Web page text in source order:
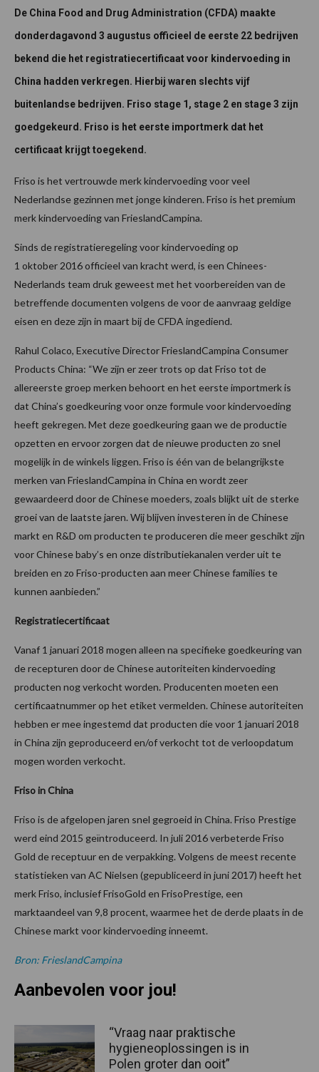
De China Food and Drug Administration (CFDA) maakte
donderdagavond 3 augustus officieel de eerste 22 bedrijven
bekend die het registratiecertificaat voor kindervoeding in
China hadden verkregen. Hierbij waren slechts vijf
buitenlandse bedrijven. Friso stage 1, stage 2 en stage 3 zijn
goedgekeurd. Friso is het eerste importmerk dat het
certificaat krijgt toegekend.
Friso is het vertrouwde merk kindervoeding voor veel
Nederlandse gezinnen met jonge kinderen. Friso is het premium
merk kindervoeding van FrieslandCampina.
Sinds de registratieregeling voor kindervoeding op
1 oktober 2016 officieel van kracht werd, is een Chinees-
Nederlands team druk geweest met het voorbereiden van de
betreffende documenten volgens de voor de aanvraag geldige
eisen en deze zijn in maart bij de CFDA ingediend.
Rahul Colaco, Executive Director FrieslandCampina Consumer
Products China: “We zijn er zeer trots op dat Friso tot de
allereerste groep merken behoort en het eerste importmerk is
dat China’s goedkeuring voor onze formule voor kindervoeding
heeft gekregen. Met deze goedkeuring gaan we de productie
opzetten en ervoor zorgen dat de nieuwe producten zo snel
mogelijk in de winkels liggen. Friso is één van de belangrijkste
merken van FrieslandCampina in China en wordt zeer
gewaardeerd door de Chinese moeders, zoals blijkt uit de sterke
groei van de laatste jaren. Wij blijven investeren in de Chinese
markt en R&D om producten te produceren die meer geschikt zijn
voor Chinese baby’s en onze distributiekanalen verder uit te
breiden en zo Friso-producten aan meer Chinese families te
kunnen aanbieden.”
Registratiecertificaat
Vanaf 1 januari 2018 mogen alleen na specifieke goedkeuring van
de recepturen door de Chinese autoriteiten kindervoeding
producten nog verkocht worden. Producenten moeten een
certificaatnummer op het etiket vermelden. Chinese autoriteiten
hebben er mee ingestemd dat producten die voor 1 januari 2018
in China zijn geproduceerd en/of verkocht tot de verloopdatum
mogen worden verkocht.
Friso in China
Friso is de afgelopen jaren snel gegroeid in China. Friso Prestige
werd eind 2015 geïntroduceerd. In juli 2016 verbeterde Friso
Gold de receptuur en de verpakking. Volgens de meest recente
statistieken van AC Nielsen (gepubliceerd in juni 2017) heeft het
merk Friso, inclusief FrisoGold en FrisoPrestige, een
marktaandeel van 9,8 procent, waarmee het de derde plaats in de
Chinese markt voor kindervoeding inneemt.
Bron: FrieslandCampina
Aanbevolen voor jou!
“Vraag naar praktische
hygieneoplossingen is in
Polen groter dan ooit”